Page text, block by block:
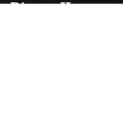
Piano Home